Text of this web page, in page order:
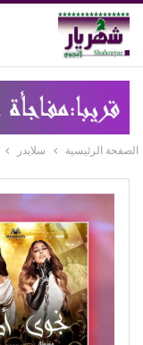
الصفحة الرئيسية سلايدر